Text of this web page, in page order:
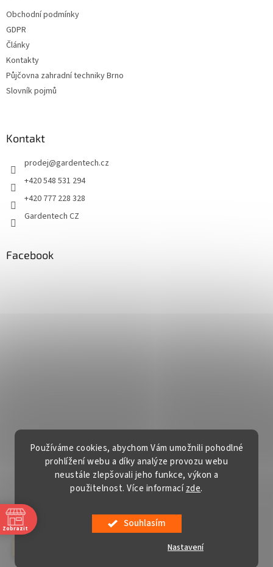
Používáme cookies, abychom Vám umožnili pohodlné
prohlížení webu a díky analýze provozu webu
neustále zlepšovali jeho funkce, výkon a
použitelnost. Více informacízde.
Souhlasím
Nastavení
Obchodní podmínky
GDPR
Články
Kontakty
Půjčovna zahradní techniky Brno
Slovník pojmů
Kontakt
prodej@gardentech.cz
+420 548 531 294
+420 777 228 328
Gardentech CZ
Facebook
Vytvořil Shoptet
Copyright 2026 Gardentech s.r.o.. Všechna práva vyhrazena.
Zobrazit